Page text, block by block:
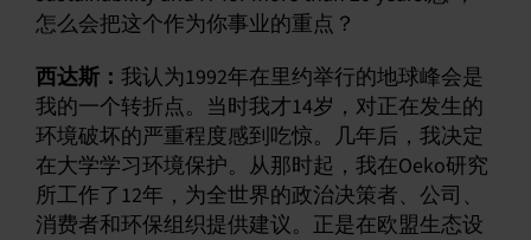
怎么会把这个作为你事业的重点？
西达斯： 我认为1992年在里约举行的地球峰会是
我的一个转折点。当时我才14岁，对正在发生的
环境破坏的严重程度感到吃惊。几年后，我决定
在大学学习环境保护。从那时起，我在Oeko研究
所工作了12年，为全世界的政治决策者、公司、
消费者和环保组织提供建议。正是在欧盟生态设